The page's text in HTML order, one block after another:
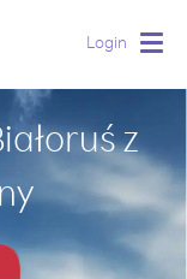
Login
z